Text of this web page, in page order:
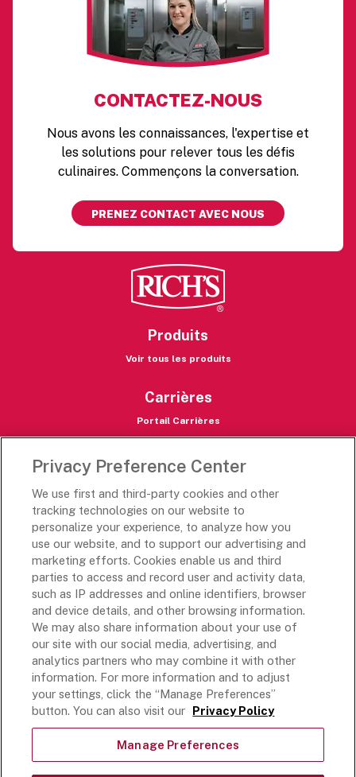
CONTACTEZ-NOUS
Nous avons les connaissances, l'expertise et
les solutions pour relever tous les défis
culinaires. Commençons la conversation.
PRENEZ CONTACT AVEC NOUS
Produits
Voir tous les produits
Carrières
Portail Carrières
Les destinations de Rich
Rich's Global
Le Mexique de Rich
L'Académie de Rich
Suivez-nous
Modalités et conditions
Politique de confidentialité
Ne vendez pas et ne partagez pas mes informations
Exercer vos droits en matière de confidentialité
Privacy Preference Center
We use first and third-party cookies and other
tracking technologies on our website to
personalize your experience, to analyze how you
use our website, and to support our advertising and
marketing efforts. Cookies enable us and third
parties to access and record user and activity data,
such as IP addresses and online identifiers, browser
and device details, and other browsing information.
We may also share information about your use of
our site with our social media, advertising, and
analytics partners who may combine it with other
information. For more information and to adjust
your settings, click the “Manage Preferences”
button. You can also visit our Privacy Policy
Manage Preferences